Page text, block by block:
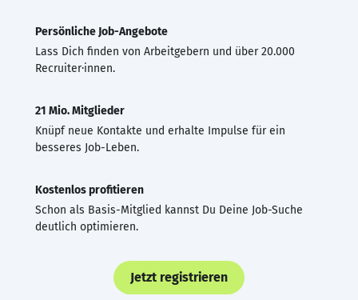
Persönliche Job-Angebote
Lass Dich finden von Arbeitgebern und über 20.000
Recruiter·innen.
21 Mio. Mitglieder
Knüpf neue Kontakte und erhalte Impulse für ein
besseres Job-Leben.
Kostenlos profitieren
Schon als Basis-Mitglied kannst Du Deine Job-Suche
deutlich optimieren.
Jetzt registrieren